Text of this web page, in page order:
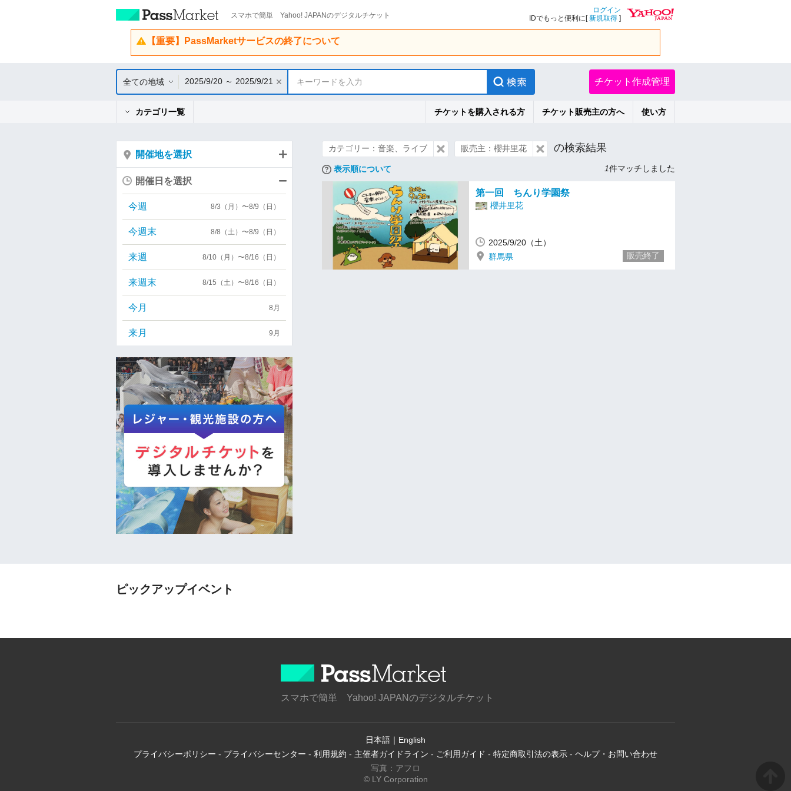
スマホで簡単 Yahoo! JAPANのデジタルチケット
ログイン
IDでもっと便利に[新規取得 ]
【重要】PassMarketサービスの終了について
全ての地域 2025/9/20 ～ 2025/9/21 キーワードを入力 チケット作成管理
カテゴリ一覧 チケットを購入される方 チケット販売主の方へ 使い方
カテゴリー：音楽、ライブ 販売主：櫻井里花 の検索結果
表示順について 1件マッチしました
第一回 ちんり学園祭
櫻井里花
2025/9/20（土）
群馬県
販売終了
開催地を選択
開催日を選択
今週 8/3（月）〜8/9（日）
今週末 8/8（土）〜8/9（日）
来週 8/10（月）〜8/16（日）
来週末 8/15（土）〜8/16（日）
今月 8月
来月 9月
ピックアップイベント
スマホで簡単 Yahoo! JAPANのデジタルチケット
日本語 ｜ English
プライバシーポリシー - プライバシーセンター - 利用規約 - 主催者ガイドライン - ご利用ガイド - 特定商取引法の表示 - ヘルプ・お問い合わせ
写真：アフロ
© LY Corporation